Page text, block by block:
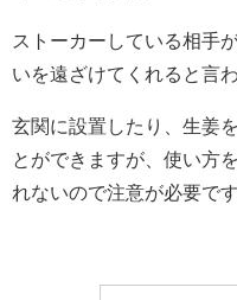
ストーカーしている相手
いを遠ざけてくれると言
玄関に設置したり、生姜
とができますが、使い方
れないので注意が必要です